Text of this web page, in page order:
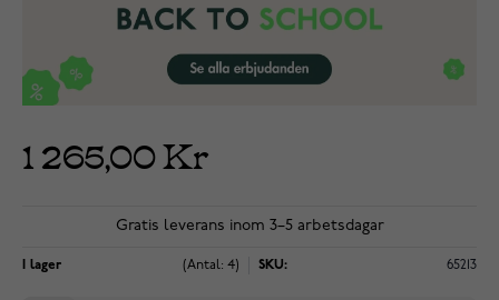
1 265,00 Kr
Gratis leverans inom 3–5 arbetsdagar
I lager (Antal: 4) SKU: 65213